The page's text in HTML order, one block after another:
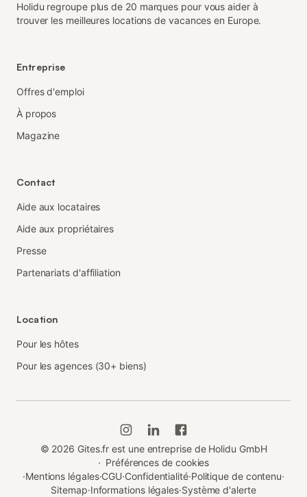
Holidu regroupe plus de 20 marques pour vous aider à
trouver les meilleures locations de vacances en Europe.
Entreprise
Offres d'emploi
À propos
Magazine
Contact
Aide aux locataires
Aide aux propriétaires
Presse
Partenariats d'affiliation
Location
Pour les hôtes
Pour les agences (30+ biens)
© 2026 Gites.fr est une entreprise de Holidu GmbH
· Préférences de cookies
·Mentions légales·CGU·Confidentialité·Politique de contenu·
Sitemap·Informations légales·Système d'alerte